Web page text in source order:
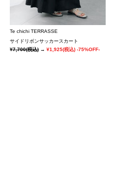
Te chichi TERRASSE
サイドリボンサッカースカート
¥7,700(税込) → ¥1,925(税込) -75%OFF-